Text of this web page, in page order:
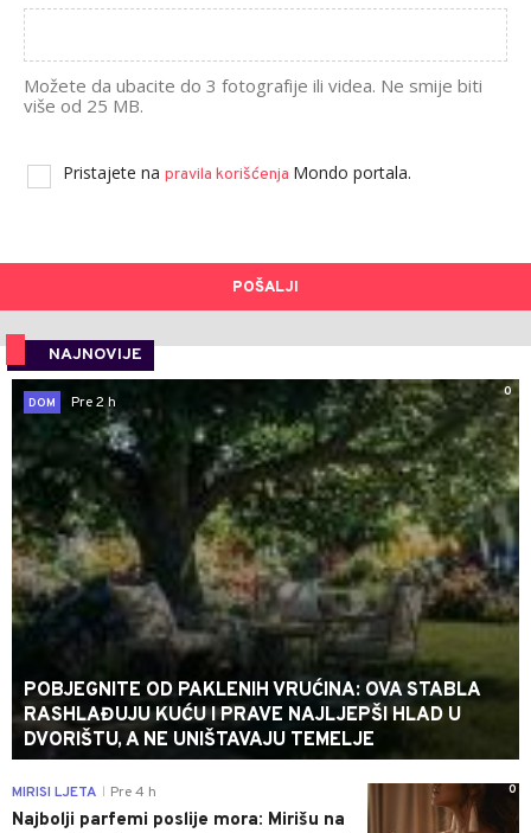
Možete da ubacite do 3 fotografije ili videa. Ne smije biti
više od 25 MB.
Pristajete na pravila korišćenja Mondo portala.
POŠALJI
NAJNOVIJE
0
DOM
Pre 2 h
POBJEGNITE OD PAKLENIH VRUĆINA: OVA STABLA
RASHLAĐUJU KUĆU I PRAVE NAJLJEPŠI HLAD U
DVORIŠTU, A NE UNIŠTAVAJU TEMELJE
0
MIRISI LJETA Pre 4 h
Najbolji parfemi poslije mora: Mirišu na